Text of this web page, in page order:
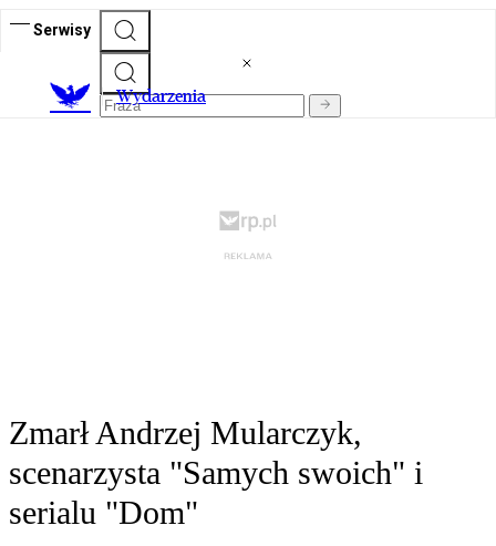
Serwisy
Wydarzenia
Zmarł Andrzej Mularczyk,
scenarzysta "Samych swoich" i
serialu "Dom"